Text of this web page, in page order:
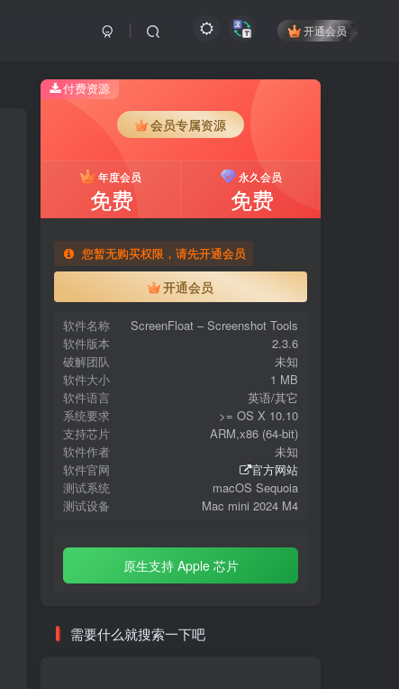
开通会员
付费资源
会员专属资源
年度会员
免费
永久会员
免费
您暂无购买权限，请先开通会员
开通会员
软件名称
ScreenFloat – Screenshot Tools
软件版本
2.3.6
破解团队
未知
软件大小
1 MB
软件语言
英语/其它
系统要求
>= OS X 10.10
支持芯片
ARM,x86 (64-bit)
软件作者
未知
软件官网
官方网站
测试系统
macOS Sequoia
测试设备
Mac mini 2024 M4
原生支持 Apple 芯片
需要什么就搜索一下吧